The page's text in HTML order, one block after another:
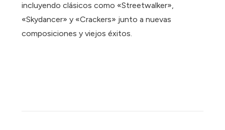
incluyendo clásicos como «Streetwalker»,
«Skydancer» y «Crackers» junto a nuevas
composiciones y viejos éxitos.